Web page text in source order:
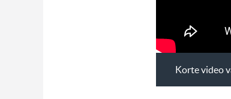
Korte video